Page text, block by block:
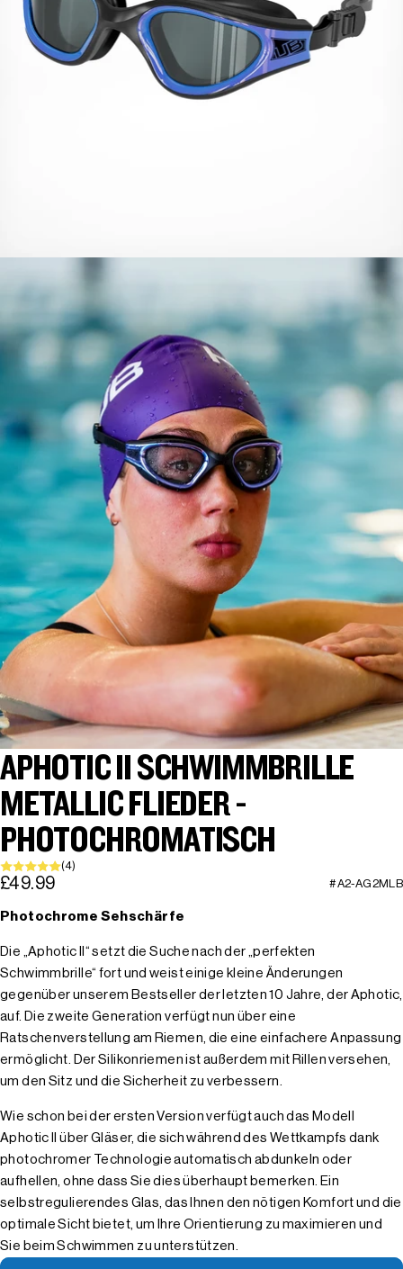
APHOTIC II SCHWIMMBRILLE
METALLIC FLIEDER -
PHOTOCHROMATISCH
(4)
£49.99 #A2-AG2MLB
Photochrome Sehschärfe
Die „Aphotic II“ setzt die Suche nach der „perfekten
Schwimmbrille“ fort und weist einige kleine Änderungen
gegenüber unserem Bestseller der letzten 10 Jahre, der Aphotic,
auf. Die zweite Generation verfügt nun über eine
Ratschenverstellung am Riemen, die eine einfachere Anpassung
ermöglicht. Der Silikonriemen ist außerdem mit Rillen versehen,
um den Sitz und die Sicherheit zu verbessern.
Wie schon bei der ersten Version verfügt auch das Modell
Aphotic II über Gläser, die sich während des Wettkampfs dank
photochromer Technologie automatisch abdunkeln oder
aufhellen, ohne dass Sie dies überhaupt bemerken. Ein
selbstregulierendes Glas, das Ihnen den nötigen Komfort und die
optimale Sicht bietet, um Ihre Orientierung zu maximieren und
Sie beim Schwimmen zu unterstützen.